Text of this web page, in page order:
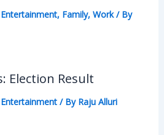
Entertainment, Family, Work/ By
Election Result
Entertainment/ By Raju Alluri